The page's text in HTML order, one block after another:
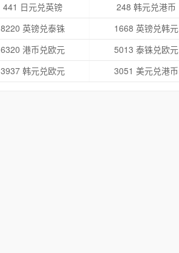
441 日元兑英镑
248 韩元兑港币
8220 英镑兑泰铢
1668 英镑兑韩元
6320 港币兑欧元
5013 泰铢兑欧元
3937 韩元兑欧元 3051 美元兑港币